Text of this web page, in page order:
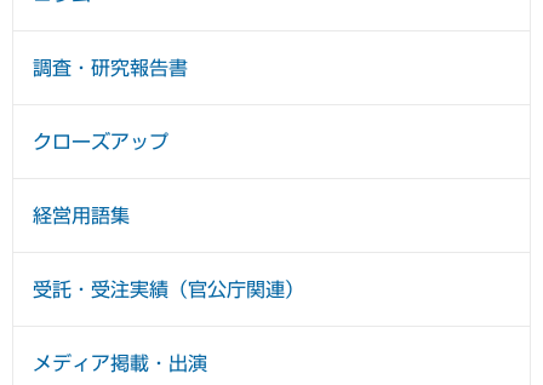
調査・研究報告書
クローズアップ
経営用語集
受託・受注実績（官公庁関連）
メディア掲載・出演